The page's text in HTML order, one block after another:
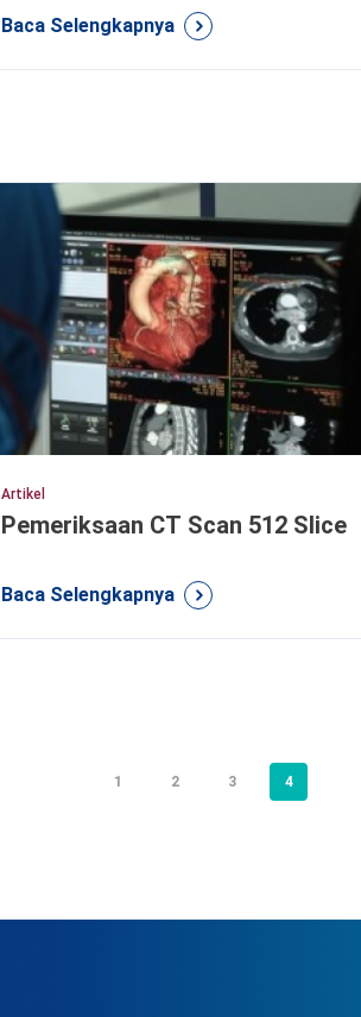
Baca Selengkapnya
Artikel
Pemeriksaan CT Scan 512 Slice
Baca Selengkapnya
1 2 3 4